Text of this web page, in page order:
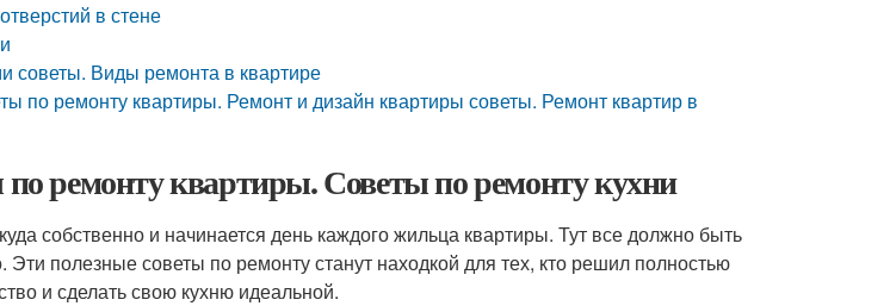
в стене
советы. Виды ремонта в квартире
по ремонту квартиры. Ремонт и дизайн квартиры советы. Ремонт квартир в
ремонту квартиры. Советы по ремонту кухни
собственно и начинается день каждого жильца квартиры. Тут все должно быть
Эти полезные советы по ремонту станут находкой для тех, кто решил полностью
и сделать свою кухню идеальной.